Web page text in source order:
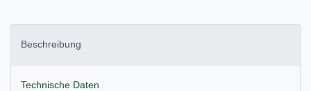
Beschreibung
Technische Daten